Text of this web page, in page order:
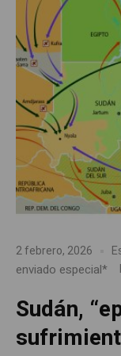
2 febrero, 2026
enviado especial*
Sudán,